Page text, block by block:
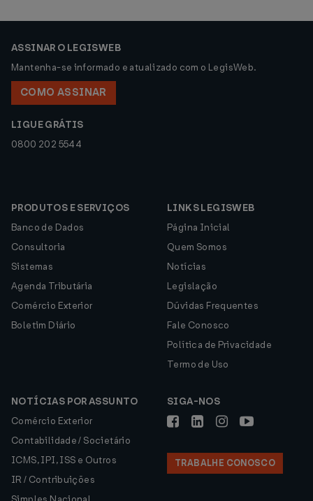
ASSINAR O LEGISWEB
Mantenha-se informado e atualizado com o LegisWeb.
COMO ASSINAR
LIGUE GRÁTIS
0800 202 5544
PRODUTOS E SERVIÇOS
Banco de Dados
Consultoria
Sistemas
Agenda Tributária
Comércio Exterior
Boletim Diário
LINKS LEGISWEB
Página Inicial
Quem Somos
Notícias
Legislação
Dúvidas Frequentes
Fale Conosco
Política de Privacidade
Termo de Uso
NOTÍCIAS POR ASSUNTO
Comércio Exterior
Contabilidade / Societário
ICMS, IPI, ISS e Outros
IR / Contribuições
SIGA-NOS
TRABALHE CONOSCO